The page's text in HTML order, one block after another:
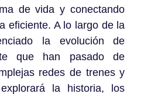
de vida y conectando
eficiente. A lo largo de la
la evolución de
que han pasado de
redes de trenes y
la historia, los